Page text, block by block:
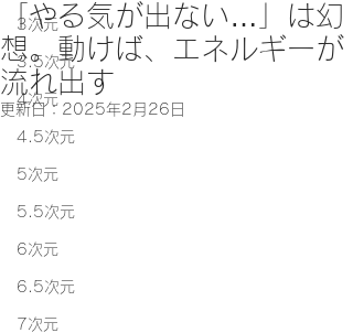
3次元
3.5次元
4次元
4.5次元
5次元
5.5次元
6次元
6.5次元
7次元
「やる気が出ない…」は幻
想。動けば、エネルギーが
流れ出す
更新日： 2025年2月26日